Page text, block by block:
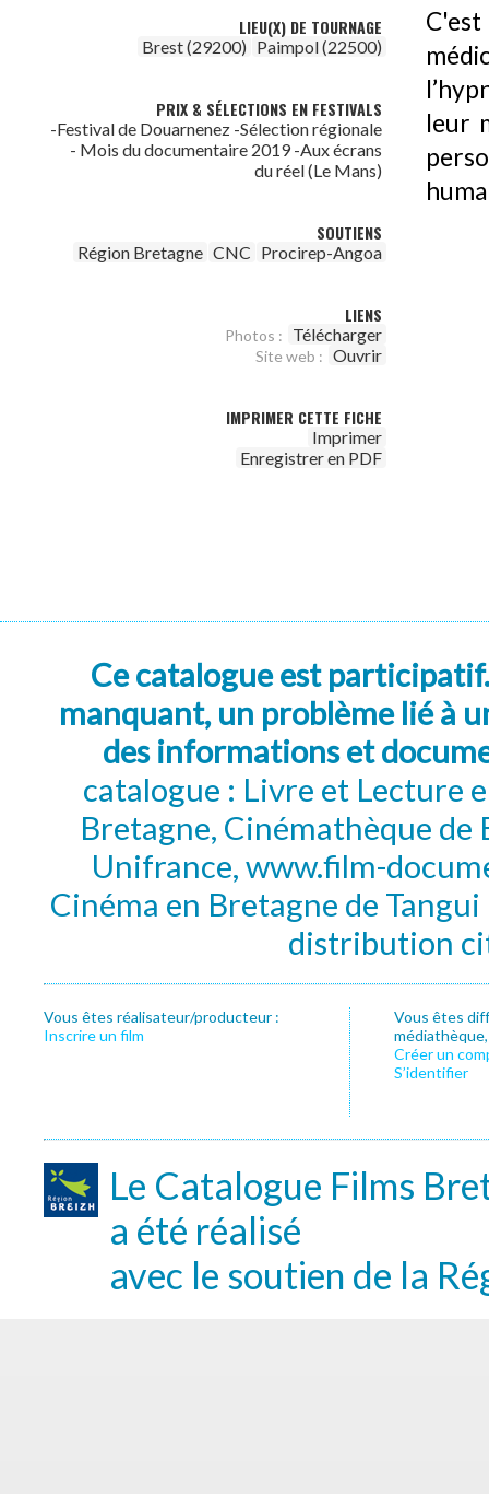
LIEU(X) DE TOURNAGE
Brest (29200) Paimpol (22500)
PRIX & SÉLECTIONS EN FESTIVALS
-Festival de Douarnenez -Sélection régionale
- Mois du documentaire 2019 -Aux écrans
du réel (Le Mans)
SOUTIENS
Région Bretagne CNC Procirep-Angoa
LIENS
Photos : Télécharger
Site web : Ouvrir
IMPRIMER CETTE FICHE
Imprimer
Enregistrer en PDF
leur
Ce catalogue est
manquant, un problème lié à
des informations et
catalogue : Livre et Lecture
Bretagne, Cinémathèque de
Unifrance, www.film-
Cinéma en Bretagne de
distribution
Vous êtes réalisateur/producteur :
Inscrire un film
Vous êtes
Créer un
S’identifier
Le Catalogue Films
a été réalisé
avec le soutien de la